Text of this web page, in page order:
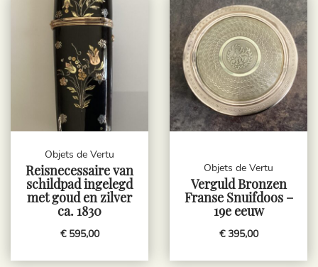
Objets de Vertu
Reisnecessaire van
schildpad ingelegd
met goud en zilver
ca. 1830
€ 595,00
Objets de Vertu
Verguld Bronzen
Franse Snuifdoos –
19e eeuw
€ 395,00